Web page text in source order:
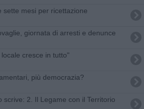
sette mesi per ricettazione
giornata di arresti e denunce
cresce in tutto"
più democrazia?
scrive: 2. Il Legame con il Territorio